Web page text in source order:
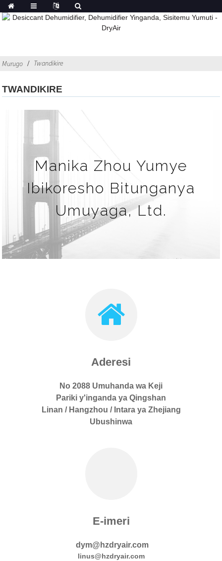
Murugo Twandikire
TWANDIKIRE
Manika Zhou Yumye
Ibikoresho Bitunganya
Umuyaga, Ltd.
Aderesi
No 2088 Umuhanda wa Keji
Pariki y'inganda ya Qingshan
Linan / Hangzhou / Intara ya Zhejiang
Ubushinwa
E-imeri
dym@hzdryair.com
linus@hzdryair.com